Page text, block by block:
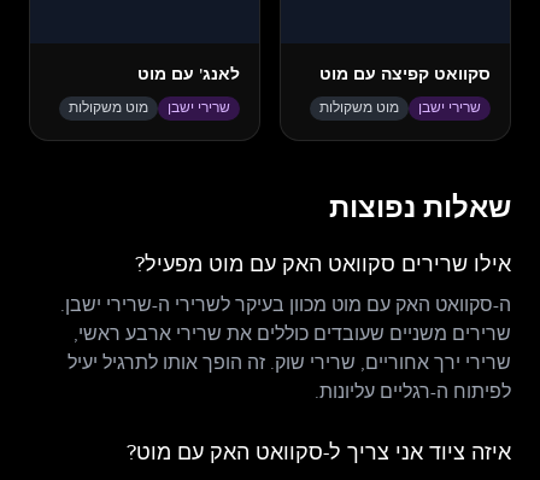
סקוואט קפיצה עם מוט
שרירי ישבן מוט משקולות
לאנג' עם מוט
שרירי ישבן מוט משקולות
שאלות נפוצות
אילו שרירים סקוואט האק עם מוט מפעיל?
ה-סקוואט האק עם מוט מכוון בעיקר לשרירי ה-שרירי ישבן.
שרירים משניים שעובדים כוללים את שרירי ארבע ראשי,
שרירי ירך אחוריים, שרירי שוק. זה הופך אותו לתרגיל יעיל
לפיתוח ה-רגליים עליונות.
איזה ציוד אני צריך ל-סקוואט האק עם מוט?